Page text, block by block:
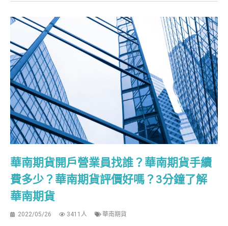
華南期貨開戶營業員找誰？華南期貨手續
費多少？華南期貨評價好嗎？3分鐘了解
華南期貨
2022/05/26 3411人 華南期貨